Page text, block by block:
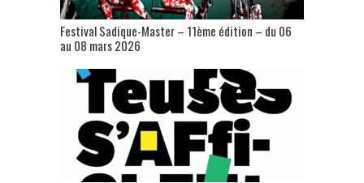
Festival Sadique-Master – 11ème édition – du 06
au 08 mars 2026